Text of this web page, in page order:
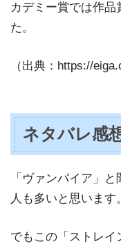
カデミー賞では作品
た。
（出典：https://
ネタバレ感
「ヴァンパイア」
人も多いと思います。
でもこの「ストレ